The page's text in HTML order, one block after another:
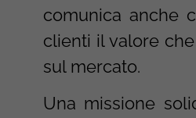
comunica anche
clienti il valore
sul mercato.
Una missione